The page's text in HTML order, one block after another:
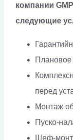
компании
следующие
Плановое
перед
Монтаж
Пуско-
Шеф-